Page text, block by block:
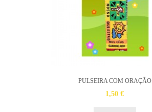
PULSEIRA COM ORAÇÃO
1,50 €